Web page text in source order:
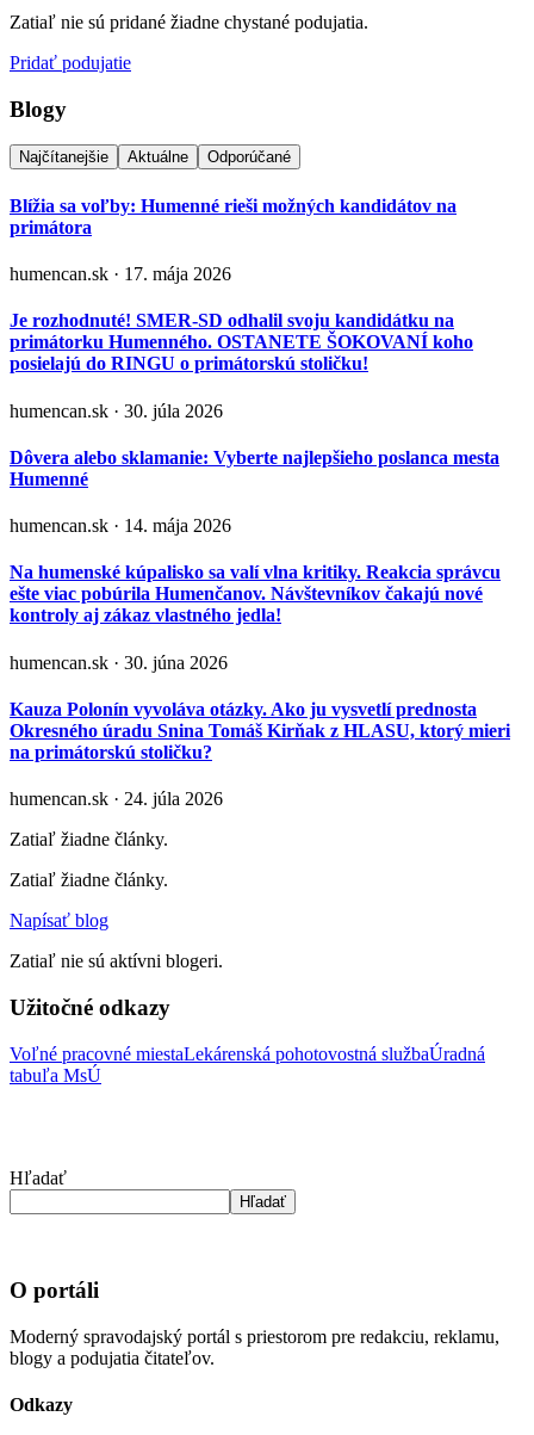
Zatiaľ nie sú pridané žiadne chystané podujatia.
Pridať podujatie
Blogy
Najčítanejšie Aktuálne Odporúčané
Blížia sa voľby: Humenné rieši možných kandidátov na
primátora
humencan.sk · 17. mája 2026
Je rozhodnuté! SMER-SD odhalil svoju kandidátku na
primátorku Humenného. OSTANETE ŠOKOVANÍ koho
posielajú do RINGU o primátorskú stoličku!
humencan.sk · 30. júla 2026
Dôvera alebo sklamanie: Vyberte najlepšieho poslanca mesta
Humenné
humencan.sk · 14. mája 2026
Na humenské kúpalisko sa valí vlna kritiky. Reakcia správcu
ešte viac pobúrila Humenčanov. Návštevníkov čakajú nové
kontroly aj zákaz vlastného jedla!
humencan.sk · 30. júna 2026
Kauza Polonín vyvoláva otázky. Ako ju vysvetlí prednosta
Okresného úradu Snina Tomáš Kirňak z HLASU, ktorý mieri
na primátorskú stoličku?
humencan.sk · 24. júla 2026
Zatiaľ žiadne články.
Zatiaľ žiadne články.
Napísať blog
Zatiaľ nie sú aktívni blogeri.
Užitočné odkazy
Voľné pracovné miestaLekárenská pohotovostná službaÚradná
tabuľa MsÚ
Hľadať
Hľadať
O portáli
Moderný spravodajský portál s priestorom pre redakciu, reklamu,
blogy a podujatia čitateľov.
Odkazy